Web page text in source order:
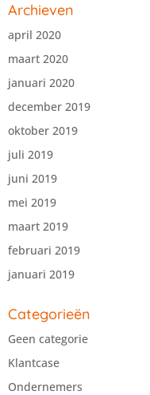
Archieven
april 2020
maart 2020
januari 2020
december 2019
oktober 2019
juli 2019
juni 2019
mei 2019
maart 2019
februari 2019
januari 2019
Categorieën
Geen categorie
Klantcase
Ondernemers